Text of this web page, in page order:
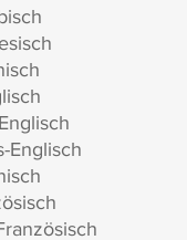
Englisch